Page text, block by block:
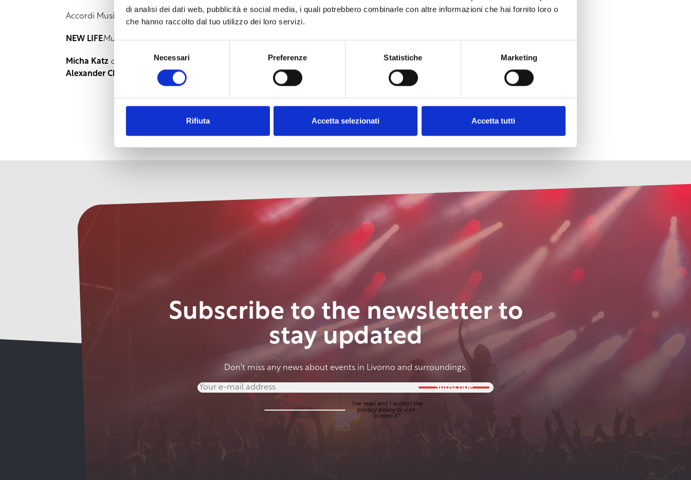
di analisi dei dati web, pubblicità e social media, i quali potrebbero combinarle con altre informazioni che hai fornito loro o
che hanno raccolto dal tuo utilizzo dei loro servizi.
del
consenso
Necessari Preferenze Statistiche Marketing
Rifiuta Accetta selezionati Accetta tutti
Accordi Musicali International Classical Music Festival
NEW LIFEMusic byD. ShostakovichandA. Shor
Micha Katz conductor
Alexander Chauchyan
cello
Subscribe to the newsletter to
stay updated
Don't miss any news about events in Livorno and surroundings.
Subscribe
I've read and I accept the
privacy policyof visit-
livorno.it*